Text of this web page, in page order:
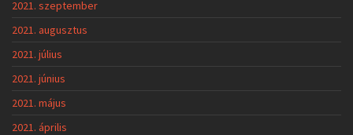
2021. szeptember
2021. augusztus
2021. július
2021. június
2021. május
2021. április